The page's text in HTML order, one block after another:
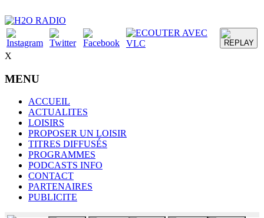
X
MENU
ACCUEIL
ACTUALITES
LOISIRS
PROPOSER UN LOISIR
TITRES DIFFUSÉS
PROGRAMMES
PODCASTS INFO
CONTACT
PARTENAIRES
PUBLICITE